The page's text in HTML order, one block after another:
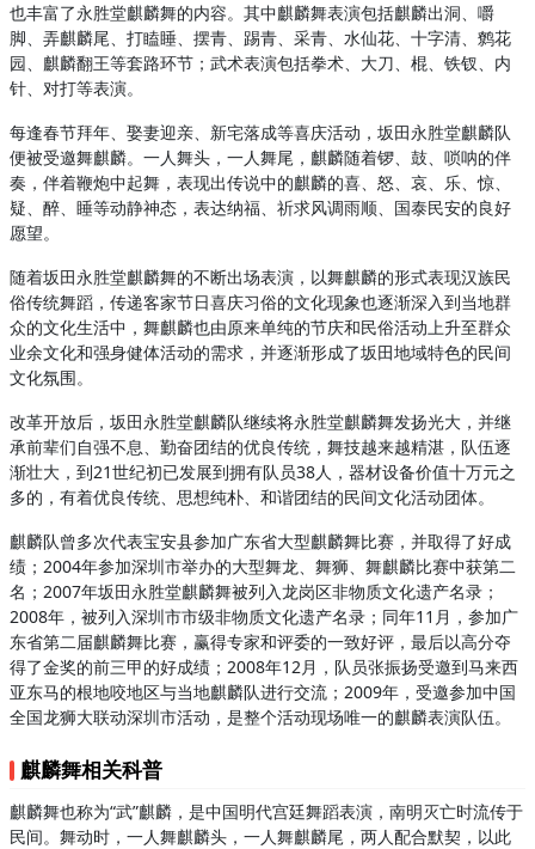
也丰富了永胜堂麒麟舞的内容。其中麒麟舞表演包括麒麟出洞、嚼
脚、弄麒麟尾、打瞌睡、摆青、踢青、采青、水仙花、十字清、鹩花
园、麒麟翻王等套路环节；武术表演包括拳术、大刀、棍、铁钗、内
针、对打等表演。
每逢春节拜年、娶妻迎亲、新宅落成等喜庆活动，坂田永胜堂麒麟队
便被受邀舞麒麟。一人舞头，一人舞尾，麒麟随着锣、鼓、唢呐的伴
奏，伴着鞭炮中起舞，表现出传说中的麒麟的喜、怒、哀、乐、惊、
疑、醉、睡等动静神态，表达纳福、祈求风调雨顺、国泰民安的良好
愿望。
随着坂田永胜堂麒麟舞的不断出场表演，以舞麒麟的形式表现汉族民
俗传统舞蹈，传递客家节日喜庆习俗的文化现象也逐渐深入到当地群
众的文化生活中，舞麒麟也由原来单纯的节庆和民俗活动上升至群众
业余文化和强身健体活动的需求，并逐渐形成了坂田地域特色的民间
文化氛围。
改革开放后，坂田永胜堂麒麟队继续将永胜堂麒麟舞发扬光大，并继
承前辈们自强不息、勤奋团结的优良传统，舞技越来越精湛，队伍逐
渐壮大，到21世纪初已发展到拥有队员38人，器材设备价值十万元之
多的，有着优良传统、思想纯朴、和谐团结的民间文化活动团体。
麒麟队曾多次代表宝安县参加广东省大型麒麟舞比赛，并取得了好成
绩；2004年参加深圳市举办的大型舞龙、舞狮、舞麒麟比赛中获第二
名；2007年坂田永胜堂麒麟舞被列入龙岗区非物质文化遗产名录；
2008年，被列入深圳市市级非物质文化遗产名录；同年11月，参加广
东省第二届麒麟舞比赛，赢得专家和评委的一致好评，最后以高分夺
得了金奖的前三甲的好成绩；2008年12月，队员张振扬受邀到马来西
亚东马的根地咬地区与当地麒麟队进行交流；2009年，受邀参加中国
全国龙狮大联动深圳市活动，是整个活动现场唯一的麒麟表演队伍。
麒麟舞相关科普
麒麟舞也称为“武”麒麟，是中国明代宫廷舞蹈表演，南明灭亡时流传于
民间。舞动时，一人舞麒麟头，一人舞麒麟尾，两人配合默契，以此